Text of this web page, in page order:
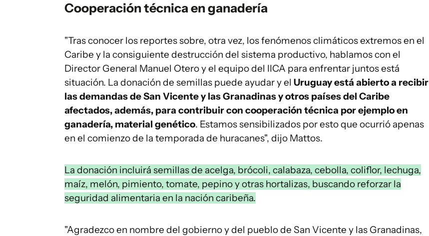
Cooperación técnica en ganadería
"Tras conocer los reportes sobre, otra vez, los fenómenos climáticos extremos en el
Caribe y la consiguiente destrucción del sistema productivo, hablamos con el
Director General Manuel Otero y el equipo del IICA para enfrentar juntos está
situación. La donación de semillas puede ayudar y el Uruguay está abierto a recibir
las demandas de San Vicente y las Granadinas y otros países del Caribe
afectados, además, para contribuir con cooperación técnica por ejemplo en
ganadería, material genético. Estamos sensibilizados por esto que ocurrió apenas
en el comienzo de la temporada de huracanes", dijo Mattos.
La donación incluirá semillas de acelga, brócoli, calabaza, cebolla, coliflor, lechuga,
maíz, melón, pimiento, tomate, pepino y otras hortalizas, buscando reforzar la
seguridad alimentaria en la nación caribeña.
"Agradezco en nombre del gobierno y del pueblo de San Vicente y las Granadinas,